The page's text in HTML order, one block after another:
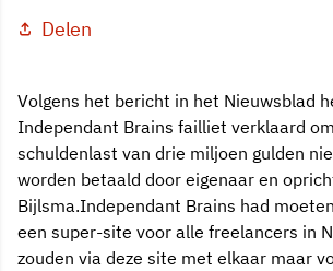
Delen
Volgens het bericht in het Nieuwsblad
Independant Brains failliet verklaard
schuldenlast van drie miljoen gulden
worden betaald door eigenaar en
Bijlsma.Independant Brains had
een super-site voor alle freelancers in
zouden via deze site met elkaar maar